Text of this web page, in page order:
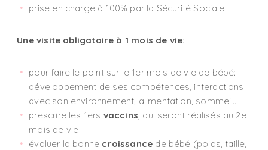
prise en charge à 100% par la Sécurité Sociale
Une visite obligatoire à 1 mois de vie:
pour faire le point sur le 1er mois de vie de bébé:
développement de ses compétences, interactions
avec son environnement, alimentation, sommeil…
prescrire les 1ers vaccins , qui seront réalisés au 2e
mois de vie
évaluer la bonne croissance de bébé (poids, taille,